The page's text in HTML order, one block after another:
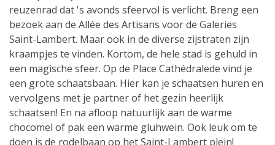
reuzenrad dat 's avonds sfeervol is verlicht. Breng een
bezoek aan de Allée des Artisans voor de Galeries
Saint-Lambert. Maar ook in de diverse zijstraten zijn
kraampjes te vinden. Kortom, de hele stad is gehuld in
een magische sfeer. Op de Place Cathédralede vind je
een grote schaatsbaan. Hier kan je schaatsen huren en
vervolgens met je partner of het gezin heerlijk
schaatsen! En na afloop natuurlijk aan de warme
chocomel of pak een warme gluhwein. Ook leuk om te
doen is de rodelbaan op het Saint-Lambert plein!